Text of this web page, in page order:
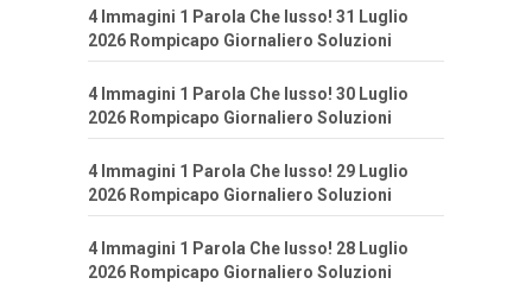
4 Immagini 1 Parola Che lusso! 31 Luglio
2026 Rompicapo Giornaliero Soluzioni
4 Immagini 1 Parola Che lusso! 30 Luglio
2026 Rompicapo Giornaliero Soluzioni
4 Immagini 1 Parola Che lusso! 29 Luglio
2026 Rompicapo Giornaliero Soluzioni
4 Immagini 1 Parola Che lusso! 28 Luglio
2026 Rompicapo Giornaliero Soluzioni